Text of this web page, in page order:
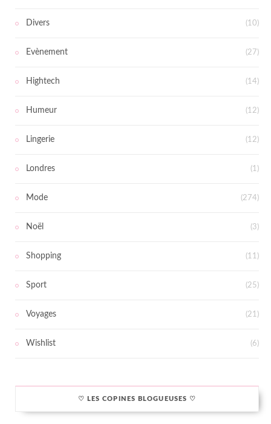
Divers (10)
Evènement (27)
Hightech (14)
Humeur (12)
Lingerie (12)
Londres (1)
Mode (274)
Noël (3)
Shopping (11)
Sport (25)
Voyages (21)
Wishlist (6)
♡ LES COPINES BLOGUEUSES ♡